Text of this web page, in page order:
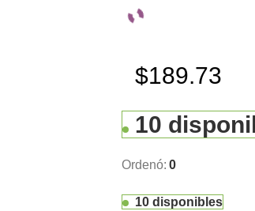
$189.73
10
Ordenó: 0
10 disponibles